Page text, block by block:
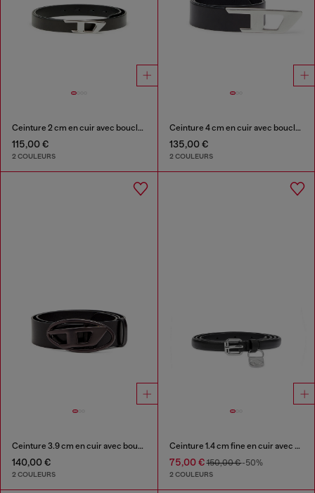
Ceinture 2 cm en cuir avec boucle métallique D
115,00 €
2 COULEURS
Ceinture 4 cm en cuir avec boucle D en métal
135,00 €
2 COULEURS
Ceinture 3.9 cm en cuir avec boucle Oval D métallisée
140,00 €
2 COULEURS
Ceinture 1.4 cm fine en cuir avec bijou de sac 1DR
75,00 €150,00 €-50%
2 COULEURS